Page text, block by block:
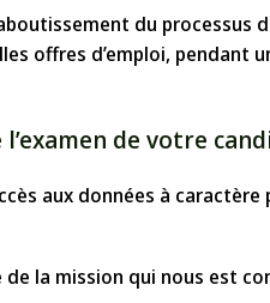
du
offres d’emploi, pendant
de votre
aux données à
la mission qui nous est